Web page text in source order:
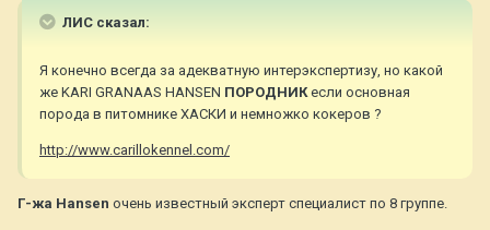
ЛИС сказал:
Я конечно всегда за адекватную интерэкспертизу, но какой
же KARI GRANAAS HANSEN ПОРОДНИКесли основная
порода в питомнике ХАСКИ и немножко кокеров ?
http://www.carillokennel.com/
Г-жа Hansen очень известный эксперт специалист по 8 группе.